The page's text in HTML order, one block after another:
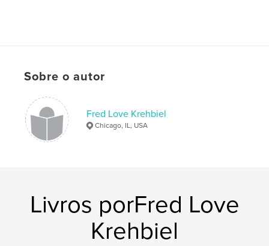
Sobre o autor
Fred Love Krehbiel
Chicago, IL, USA
Livros porFred Love
Krehbiel